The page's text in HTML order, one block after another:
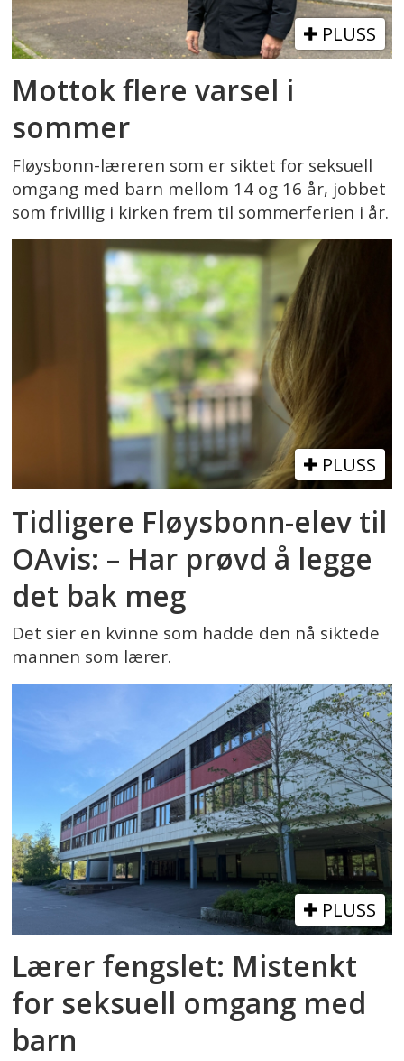
PLUSS
Mottok flere varsel i
sommer
Fløysbonn-læreren som er siktet for seksuell
omgang med barn mellom 14 og 16 år, jobbet
som frivillig i kirken frem til sommerferien i år.
PLUSS
Tidligere Fløysbonn-elev til
OAvis: – Har prøvd å legge
det bak meg
Det sier en kvinne som hadde den nå siktede
mannen som lærer.
PLUSS
Lærer fengslet: Mistenkt
for seksuell omgang med
barn